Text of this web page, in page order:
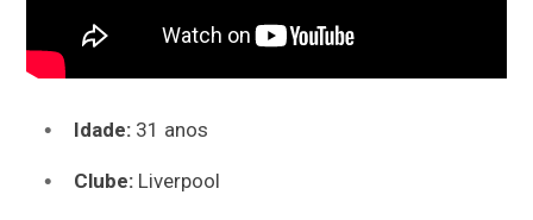
Idade: 31 anos
Clube: Liverpool